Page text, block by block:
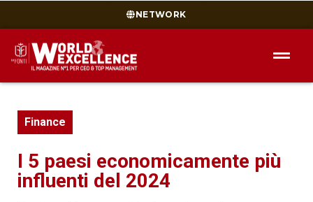
NETWORK
Finance
I 5 paesi economicamente più
influenti del 2024